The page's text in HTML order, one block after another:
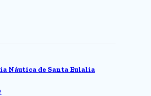
Náutica de Santa Eulalia